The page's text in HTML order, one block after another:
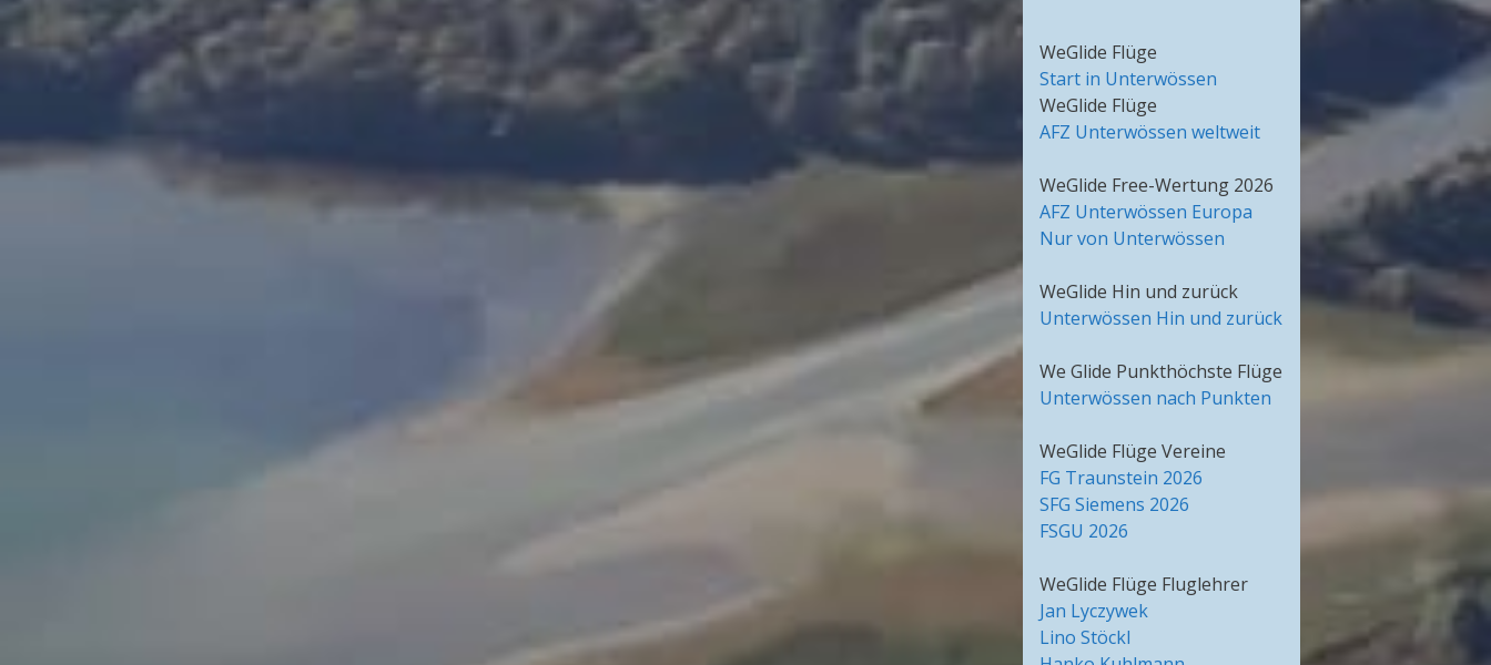
WeGlide Flüge
Start in Unterwössen
WeGlide Flüge
AFZ Unterwössen weltweit
WeGlide Free-Wertung 2026
AFZ Unterwössen Europa
Nur von Unterwössen
WeGlide Hin und zurück
Unterwössen Hin und zurück
We Glide Punkthöchste Flüge
Unterwössen nach Punkten
WeGlide Flüge Vereine
FG Traunstein 2026
SFG Siemens 2026
FSGU 2026
WeGlide Flüge Fluglehrer
Jan Lyczywek
Lino Stöckl